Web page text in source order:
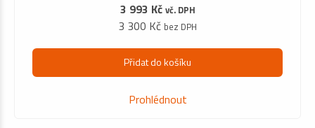
3 993 Kč vč. DPH
3 300 Kč bez DPH
Přidat do košíku
Prohlédnout